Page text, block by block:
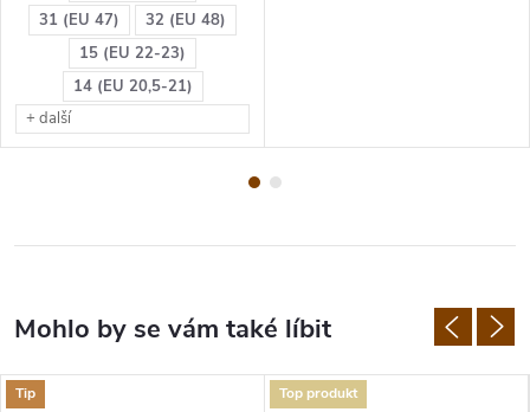
31 (EU 47)
32 (EU 48)
15 (EU 22-23)
14 (EU 20,5-21)
+ další
Tip
Top produkt